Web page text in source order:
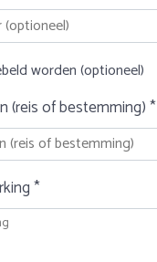
worden (optioneel)
(reis of bestemming) *
*